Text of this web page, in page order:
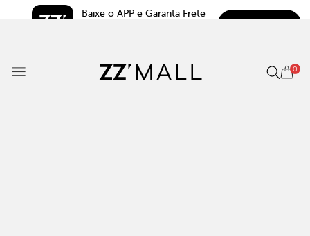
Baixe o APP e Garanta Frete
0